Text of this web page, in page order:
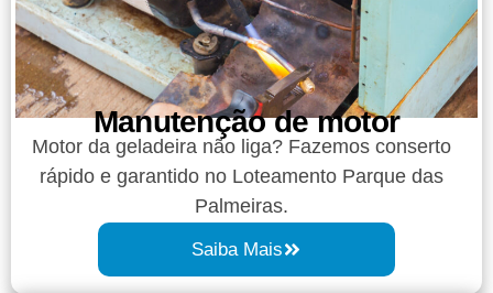
Manutenção de motor
Motor da geladeira não liga? Fazemos conserto
rápido e garantido no Loteamento Parque das
Palmeiras.
Saiba Mais